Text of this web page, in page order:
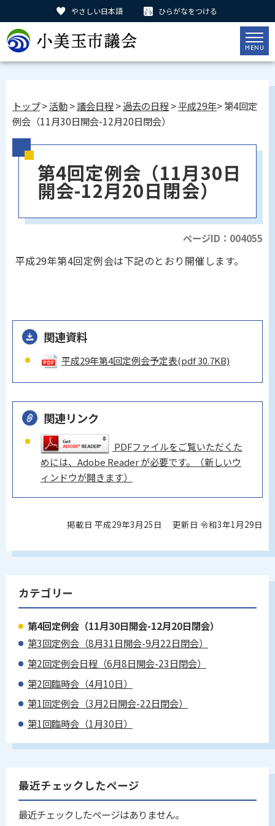
やさしい日本語 ひらがなをつける
トップ>活動>議会日程>過去の日程>平成29年> 第4回定
例会（11月30日開会-12月20日閉会）
第4回定例会（11月30日
開会-12月20日閉会）
ページID：004055
平成29年第4回定例会は下記のとおり開催します。
関連資料
平成29年第4回定例会予定表(pdf 30.7KB)
関連リンク
PDFファイルをご覧いただくた
めには、Adobe Reader が必要です。（新しいウ
ィンドウが開きます）
掲載日 平成29年3月25日 更新日 令和3年1月29日
カテゴリー
第4回定例会（11月30日開会-12月20日閉会）
第3回定例会（8月31日開会-9月22日閉会）
第2回定例会日程（6月8日開会-23日閉会）
第2回臨時会（4月10日）
第1回定例会（3月2日開会-22日閉会）
第1回臨時会（1月30日）
最近チェックしたページ
最近チェックしたページはありません。